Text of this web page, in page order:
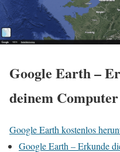
Google Earth –
deinem
Google Earth kostenlos
Google Earth – Erkunde